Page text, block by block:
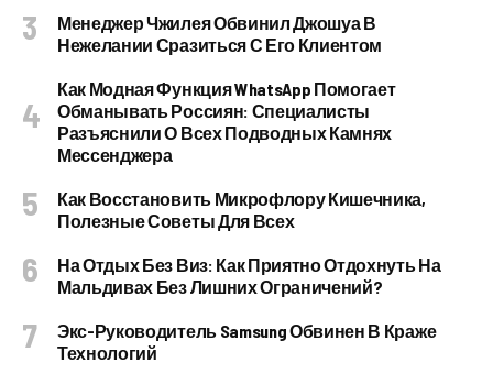
Менеджер Чжилея Обвинил Джошуа В
Нежелании Сразиться С Его Клиентом
Как Модная Функция WhatsApp Помогает
Обманывать Россиян: Специалисты
Разъяснили О Всех Подводных Камнях
Мессенджера
Как Восстановить Микрофлору Кишечника,
Полезные Советы Для Всех
На Отдых Без Виз: Как Приятно Отдохнуть На
Мальдивах Без Лишних Ограничений?
Экс-Руководитель Samsung Обвинен В Краже
Технологий